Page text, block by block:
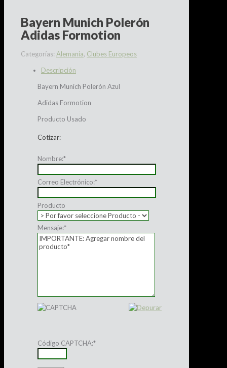
Bayern Munich Polerón
Adidas Formotion
Categorías: Alemania, Clubes Europeos
Descripción
Bayern Munich Polerón Azul
Adidas Formotion
Producto Usado
Cotizar:
Nombre:*
Correo Electrónico:*
Producto
Mensaje:*
Código CAPTCHA:*